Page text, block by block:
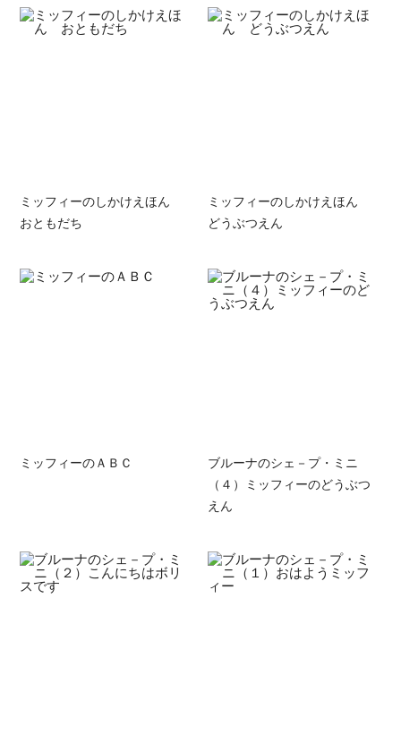
ミッフィーのしかけえほん
おともだち
ミッフィーのしかけえほん
どうぶつえん
ミッフィーのＡＢＣ
ブルーナのシェ－プ・ミニ
（４）ミッフィーのどうぶつ
えん